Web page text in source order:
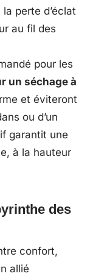
perte d’éclat
au fil des
pour les
un séchage à
et éviteront
ou d’un
garantit une
à la hauteur
des
confort,
allié